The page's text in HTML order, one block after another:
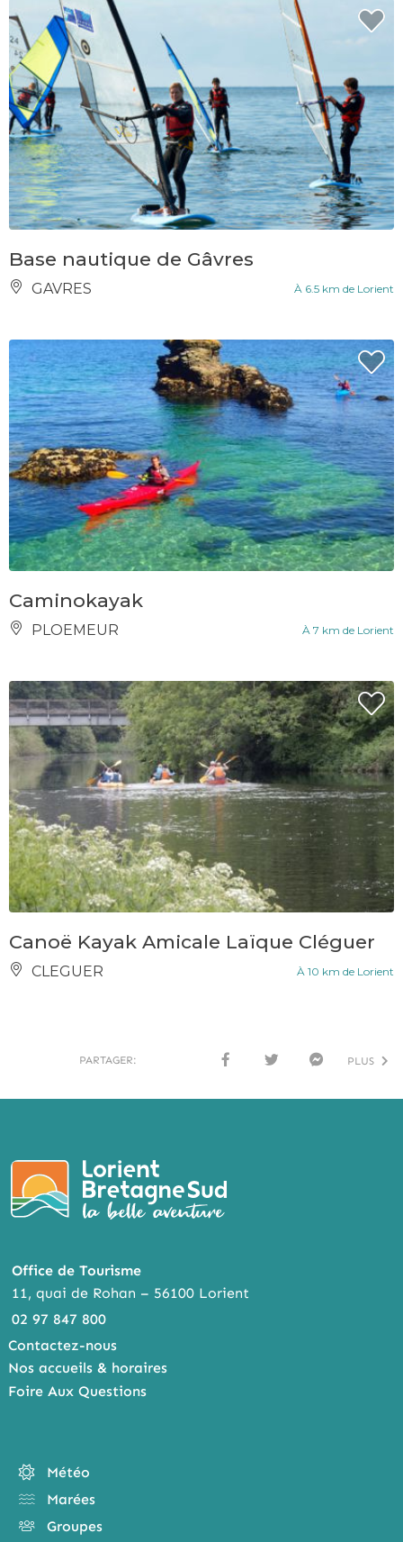
Base nautique de Gâvres
GAVRES À 6.5 km de Lorient
Caminokayak
PLOEMEUR À 7 km de Lorient
Canoë Kayak Amicale Laïque Cléguer
CLEGUER À 10 km de Lorient
PARTAGER:
BOO
TTER
ENG
PLUS
Office de Tourisme
11, quai de Rohan – 56100 Lorient
02 97 847 800
Contactez-nous
Nos accueils & horaires
Foire Aux Questions
Météo
Marées
Groupes